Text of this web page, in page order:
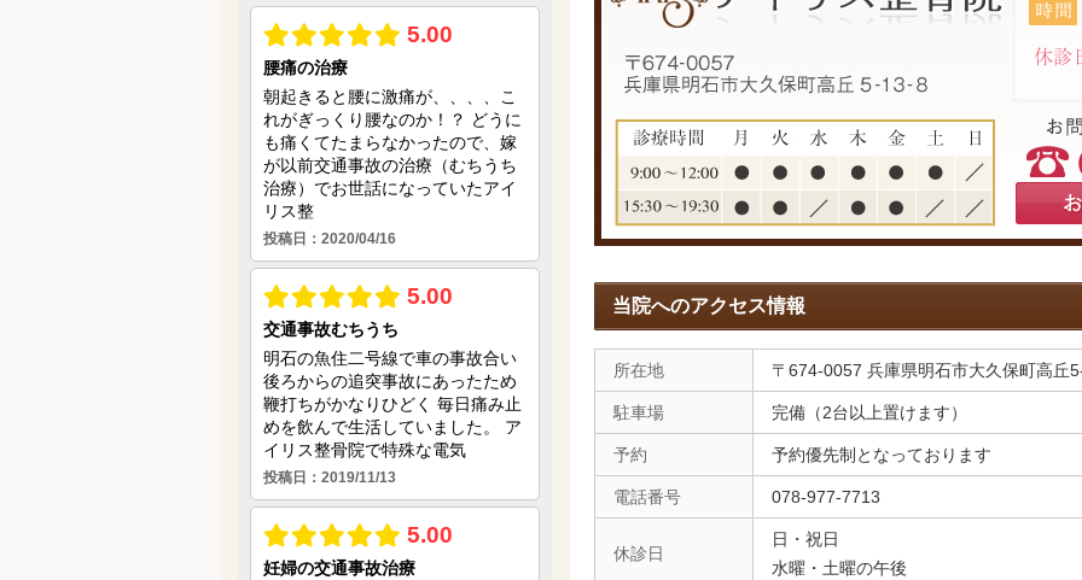
当院へのアクセス情報
所在地 〒674-0057 兵庫県明石市大久保町高丘
駐車場 完備（2台以上置けます）
予約 予約優先制となっております
電話番号 078-977-7713
休診日
日・祝日
水曜・土曜の午後